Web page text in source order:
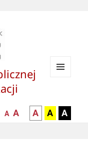
normalna
A
większa-
czcionka
A
kontrast
czarny
A
kontrast
czarny
A
żółty
A